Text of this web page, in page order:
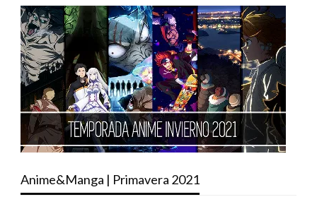
Anime&Manga | Primavera 2021